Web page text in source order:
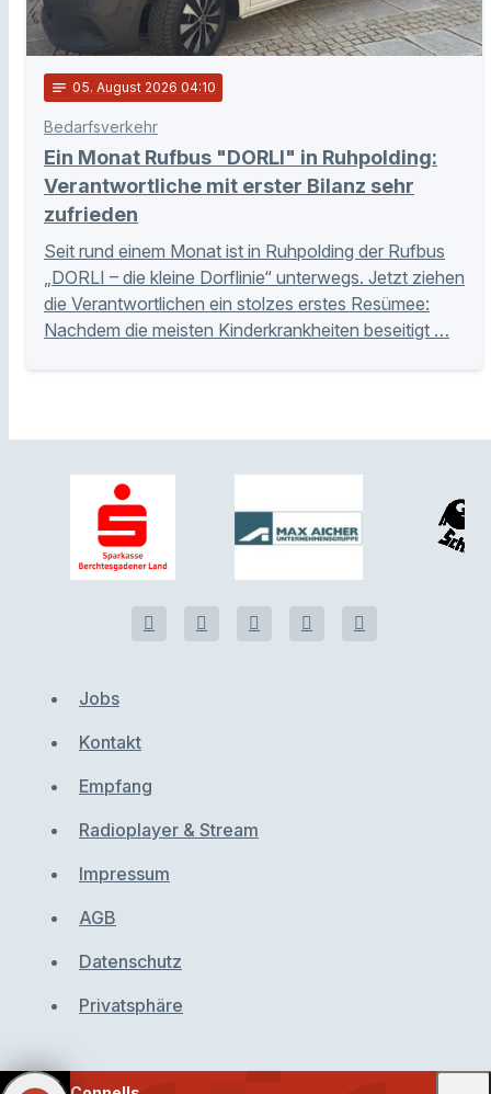
notes 05. August 2026 04:10
Bedarfsverkehr
Ein Monat Rufbus "DORLI" in Ruhpolding:
Verantwortliche mit erster Bilanz sehr
zufrieden
Seit rund einem Monat ist in Ruhpolding der Rufbus
„DORLI – die kleine Dorflinie“ unterwegs. Jetzt ziehen
die Verantwortlichen ein stolzes erstes Resümee:
Nachdem die meisten Kinderkrankheiten beseitigt …
Jobs
Kontakt
Empfang
Radioplayer & Stream
Impressum
AGB
Datenschutz
Privatsphäre